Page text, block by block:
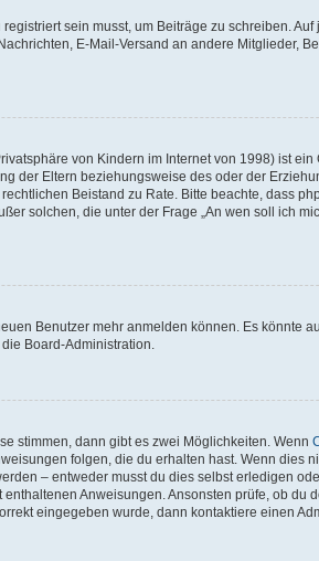
sein musst, um Beiträge zu schreiben.
E-Mail-Versand an andere Mitglieder,
von Kindern im Internet von 1998) ist
der Eltern beziehungsweise des oder der
Beistand zu Rate. Bitte beachte, dass
solchen, die unter der Frage „An wen soll ich
Benutzer mehr anmelden können. Es könnte
Board-Administration.
stimmen, dann gibt es zwei Möglichkeiten. Wenn
folgen, die du erhalten hast. Wenn dies
– entweder musst du dies selbst erledigen
Anweisungen. Ansonsten prüfe, ob du
eingegeben wurde, dann kontaktiere einen